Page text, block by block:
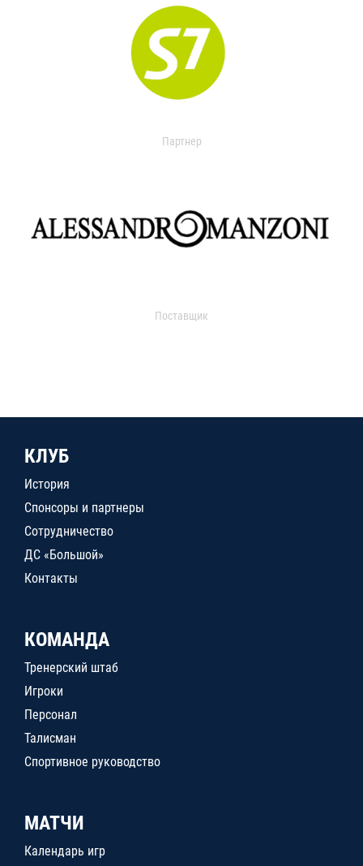
Партнер
Поставщик
КЛУБ
История
Спонсоры и партнеры
Сотрудничество
ДС «Большой»
Контакты
КОМАНДА
Тренерский штаб
Игроки
Персонал
Талисман
Спортивное руководство
МАТЧИ
Календарь игр